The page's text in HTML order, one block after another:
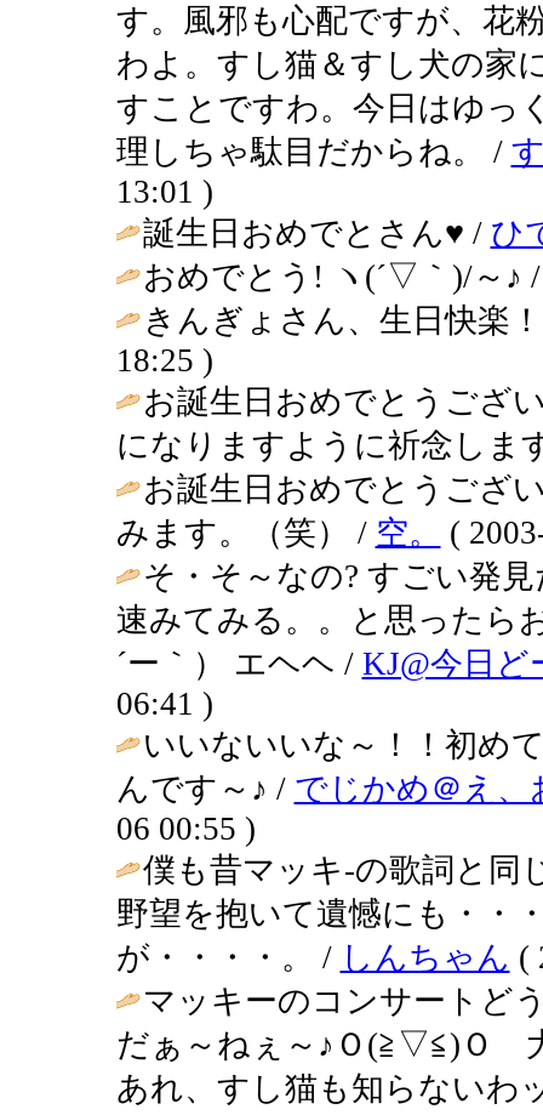
す。風邪も心配ですが、花
わよ。すし猫＆すし犬の家
すことですわ。今日はゆっ
理しちゃ駄目だからね。 /
13:01 )
誕生日おめでとさん♥ / ひ
おめでとう! ヽ(´▽｀)/～♪
きんぎょさん、生日快楽
18:25 )
お誕生日おめでとうござ
になりますように祈念しま
お誕生日おめでとうござ
みます。（笑） / 空。
(
そ・そ～なの? すごい発
速みてみる。。と思ったら
´ー｀） エヘヘ / KJ@今日ど
06:41 )
いいないいな～！！初め
んです～♪ / でじかめ＠え
06 00:55 )
僕も昔マッキ-の歌詞と同
野望を抱いて遺憾にも・・
が・・・・。 / しんちゃん (
マッキーのコンサートど
だぁ～ねぇ～♪Ｏ(≧▽≦)Ｏ
あれ、すし猫も知らないわ